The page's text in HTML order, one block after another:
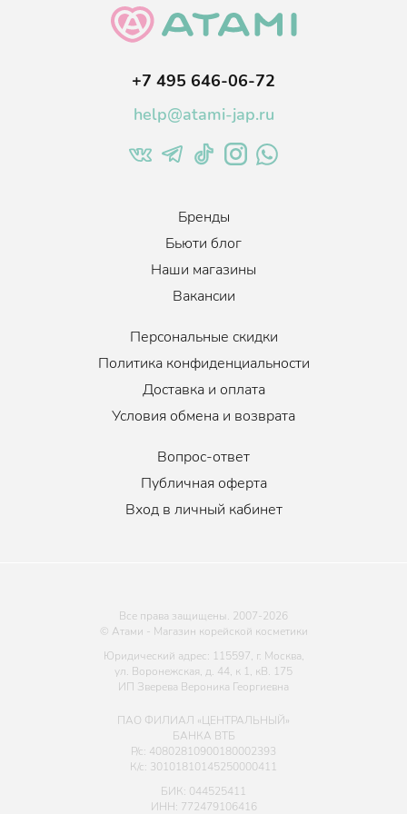
+7 495 646-06-72
help@atami-jap.ru
Бренды
Бьюти блог
Наши магазины
Вакансии
Персональные скидки
Политика конфиденциальности
Доставка и оплата
Условия обмена и возврата
Вопрос-ответ
Публичная оферта
Вход в личный кабинет
Все права защищены. 2007-2026
© Атами - Магазин корейской косметики
Юридический адрес: 115597, г. Москва,
ул. Воронежская, д. 44, к 1, кВ. 175
ИП Зверева Вероника Георгиевна
ПАО ФИЛИАЛ «ЦЕНТРАЛЬНЫЙ»
БАНКА ВТБ
Р/с: 40802810900180002393
К/с: 30101810145250000411
БИК: 044525411
ИНН: 772479106416